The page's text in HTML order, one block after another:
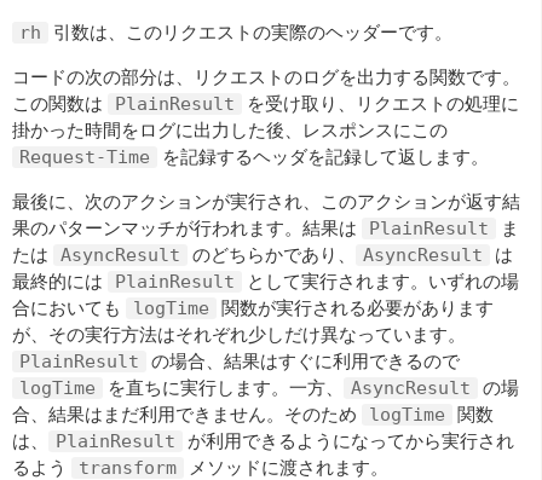
rh
引数は、このリクエストの実際のヘッダーです。
コードの次の部分は、リクエストのログを出力する関数です。
この関数は
PlainResult
を受け取り、リクエストの処理に
掛かった時間をログに出力した後、レスポンスにこの
Request-Time
を記録するヘッダを記録して返します。
最後に、次のアクションが実行され、このアクションが返す結
果のパターンマッチが行われます。結果は
PlainResult
ま
たは
AsyncResult のどちらかであり、 AsyncResult
は
最終的には
PlainResult
として実行されます。いずれの場
合においても
logTime
関数が実行される必要があります
が、その実行方法はそれぞれ少しだけ異なっています。
PlainResult の場合、結果はすぐに利用できるので
logTime を直ちに実行します。一方、 AsyncResult
の場
合、結果はまだ利用できません。そのため
logTime
関数
は、
PlainResult
が利用できるようになってから実行され
るよう
transform メソッドに渡されます。